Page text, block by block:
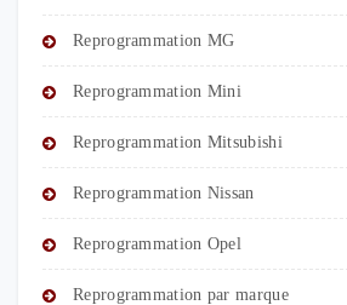
Reprogrammation MG
Reprogrammation Mini
Reprogrammation Mitsubishi
Reprogrammation Nissan
Reprogrammation Opel
Reprogrammation par marque